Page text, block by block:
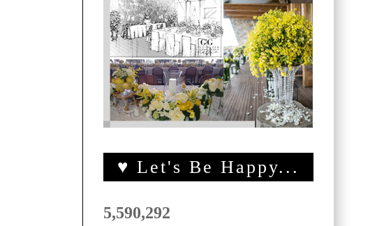
♥ Let's Be Happy...
5,590,292